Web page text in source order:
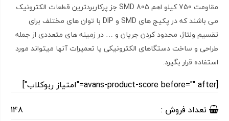
مقاومت 750 کیلو اهم SMD 805 جز پرکاربردترین قطعات الکترونیک
می باشند که در پکیج های SMD و DIP با توان های مختلف برای
تقسیم ولتاژ، محدود کردن جریان و … در زمینه های متعددی از جمله
طراحی و ساخت دستگاهای الکترونیکی یا تعمیرات آنها میتواند مورد
استفاده قرار بگیرد.
[avans-product-score before="" after="امتیاز ربوکلاب"]
تعداد فروش :
148